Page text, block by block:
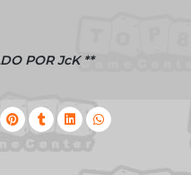
POR JcK **